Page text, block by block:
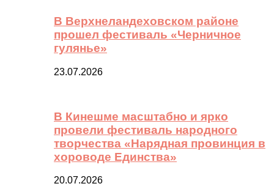
В Верхнеландеховском районе
прошел фестиваль «Черничное
гулянье»
23.07.2026
В Кинешме масштабно и ярко
провели фестиваль народного
творчества «Нарядная провинция в
хороводе Единства»
20.07.2026